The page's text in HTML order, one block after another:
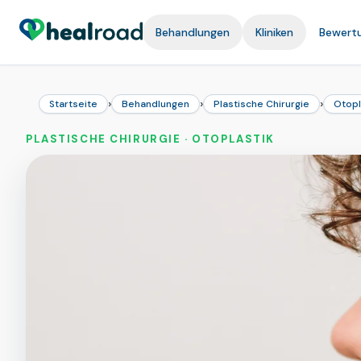
Behandlungen Kliniken
Startseite › Behandlungen › Plastische Chirurgie ›
PLASTISCHE CHIRURGIE · OTOPLASTIK